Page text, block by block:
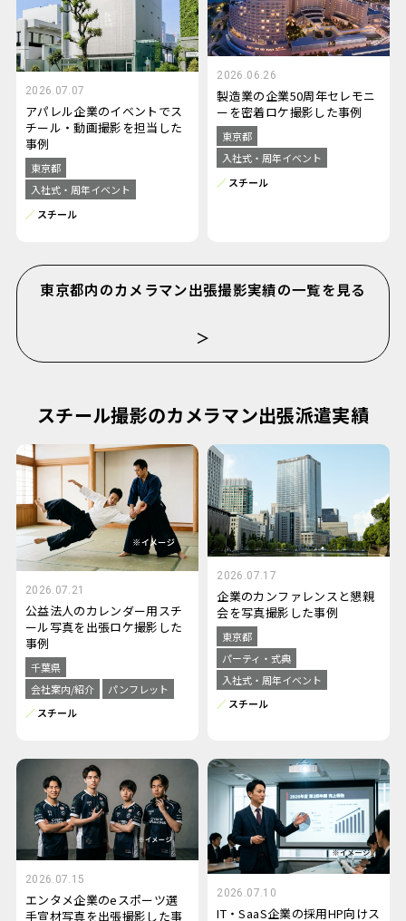
2026.07.07
アパレル企業のイベントでス
チール・動画撮影を担当した
事例
東京都
入社式・周年イベント
スチール
2026.06.26
製造業の企業50周年セレモニ
ーを密着ロケ撮影した事例
東京都
入社式・周年イベント
スチール
東京都内のカメラマン出張撮影実績の一覧を見る
＞
スチール撮影のカメラマン出張派遣実績
2026.07.21
公益法人のカレンダー用スチ
ール写真を出張ロケ撮影した
事例
千葉県
会社案内/紹介
パンフレット
スチール
2026.07.17
企業のカンファレンスと懇親
会を写真撮影した事例
東京都
パーティ・式典
入社式・周年イベント
スチール
2026.07.15
エンタメ企業のeスポーツ選
手宣材写真を出張撮影した事
2026.07.10
IT・SaaS企業の採用HP向けス